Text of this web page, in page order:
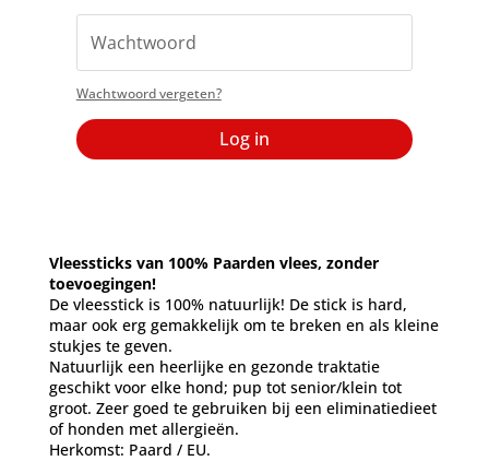
Wachtwoord vergeten?
Log in
Vleessticks van 100% Paarden vlees, zonder
toevoegingen!
De vleesstick is 100% natuurlijk! De stick is hard,
maar ook erg gemakkelijk om te breken en als kleine
stukjes te geven.
Natuurlijk een heerlijke en gezonde traktatie
geschikt voor elke hond; pup tot senior/klein tot
groot. Zeer goed te gebruiken bij een eliminatiedieet
of honden met allergieën.
Herkomst: Paard / EU.